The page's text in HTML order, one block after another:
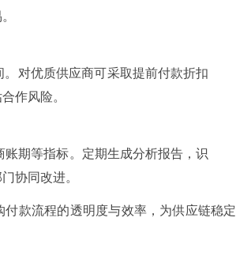
对优质供应商可采取提前付款折扣
作风险。
期等指标。定期生成分析报告，识
协同改进。
款流程的透明度与效率，为供应链稳定